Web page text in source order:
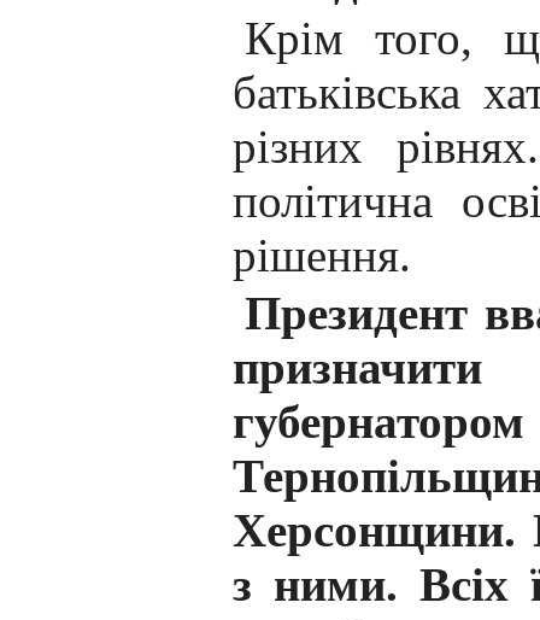
Крім того,
батьківська
різних
політична
рішення.
Президент
Херсонщини.
з ними. Всіх